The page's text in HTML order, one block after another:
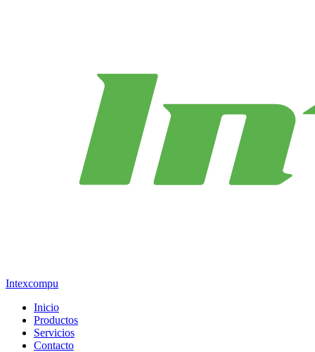
Intexcompu
Inicio
Productos
Servicios
Contacto